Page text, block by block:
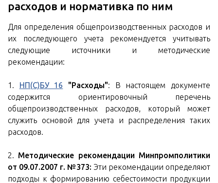
расходов и нормативка по ним
Для определения общепроизводственных расходов и
их последующего учета рекомендуется учитывать
следующие источники и методические
рекомендации:
1. НП(С)БУ 16 "Расходы": В настоящем документе
содержится ориентировочный перечень
общепроизводственных расходов, который может
служить основой для учета и распределения таких
расходов.
2. Методические рекомендации Минпромполитики
от 09.07.2007 г. №373: Эти рекомендации определяют
подходы к формированию себестоимости продукции